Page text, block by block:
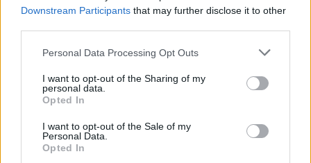
Downstream Participants that may further disclose it to other
Personal Data Processing Opt Outs
I want to opt-out of the Sharing of my
personal data.
Opted In
I want to opt-out of the Sale of my
Personal Data.
Opted In
Le nostre app
Fantacalcio® Serie A Enilive
Leghe Fantacalcio® Serie A Enilive
EuroLeghe Fantacalcio®
FantaAsta Live